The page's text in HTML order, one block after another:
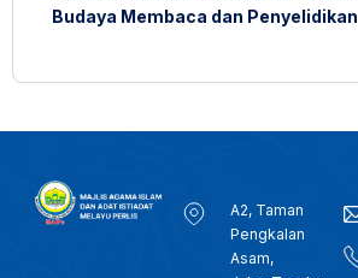
Budaya Membaca dan Penyelidikan
A2, Taman
Pengkalan
Asam,